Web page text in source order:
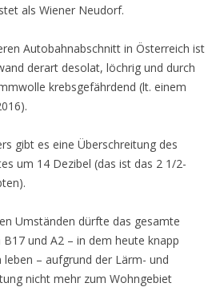
als Wiener Neudorf.
Autobahnabschnitt in Österreich ist
derart desolat, löchrig und durch
krebsgefährdend (lt. einem
gibt es eine Überschreitung des
um 14 Dezibel (das ist das 2 1/2-
Umständen dürfte das gesamte
und A2 – in dem heute knapp
leben – aufgrund der Lärm- und
nicht mehr zum Wohngebiet